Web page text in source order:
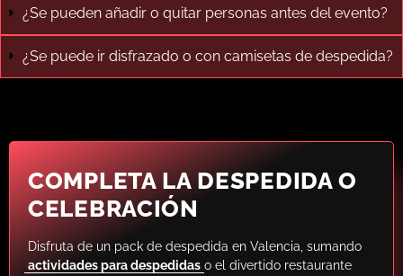
¿Se pueden añadir o quitar personas antes del evento?
¿Se puede ir disfrazado o con camisetas de despedida?
COMPLETA LA DESPEDIDA O
CELEBRACIÓN
Disfruta de un pack de despedida en Valencia, sumando
actividades para despedidas o el divertido restaurante